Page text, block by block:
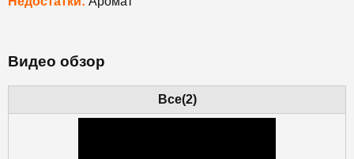
Видео обзор
Все(2)